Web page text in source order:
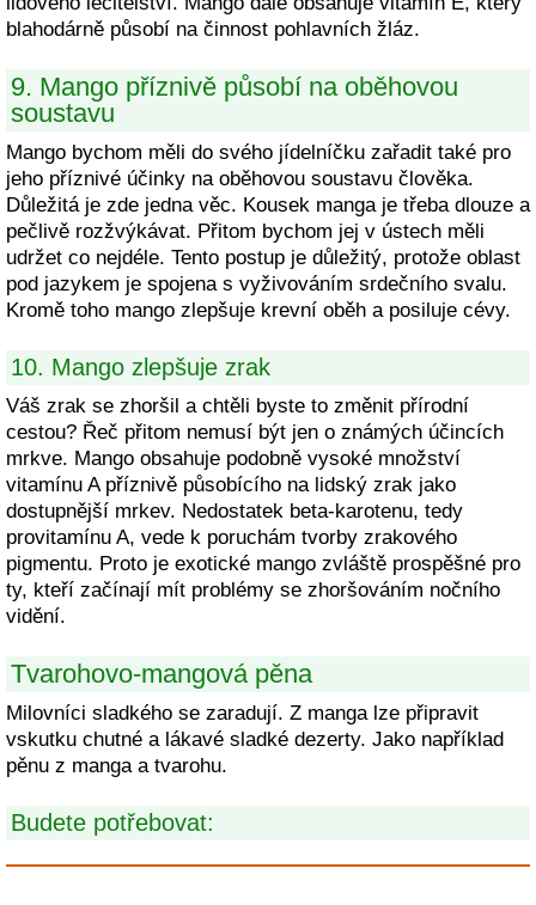
blahodárně působí na činnost pohlavních žláz.
9. Mango příznivě působí na oběhovou
soustavu
Mango bychom měli do svého jídelníčku zařadit také pro
jeho příznivé účinky na oběhovou soustavu člověka.
Důležitá je zde jedna věc. Kousek manga je třeba dlouze a
pečlivě rozžvýkávat. Přitom bychom jej v ústech měli
udržet co nejdéle. Tento postup je důležitý, protože oblast
pod jazykem je spojena s vyživováním srdečního svalu.
Kromě toho mango zlepšuje krevní oběh a posiluje cévy.
10. Mango zlepšuje zrak
Váš zrak se zhoršil a chtěli byste to změnit přírodní
cestou? Řeč přitom nemusí být jen o známých účincích
mrkve. Mango obsahuje podobně vysoké množství
vitamínu A příznivě působícího na lidský zrak jako
dostupnější mrkev. Nedostatek beta-karotenu, tedy
provitamínu A, vede k poruchám tvorby zrakového
pigmentu. Proto je exotické mango zvláště prospěšné pro
ty, kteří začínají mít problémy se zhoršováním nočního
vidění.
Tvarohovo-mangová pěna
Milovníci sladkého se zaradují. Z manga lze připravit
vskutku chutné a lákavé sladké dezerty. Jako například
pěnu z manga a tvarohu.
Budete potřebovat: